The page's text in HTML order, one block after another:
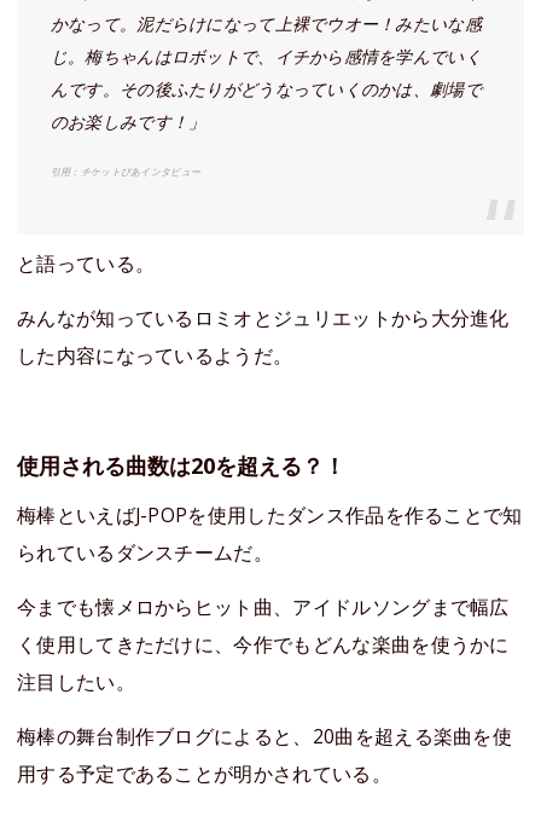
かなって。泥だらけになって上裸でウオー！みたいな感
じ。梅ちゃんはロボットで、イチから感情を学んでいく
んです。その後ふたりがどうなっていくのかは、劇場で
のお楽しみです！」
引用：チケットぴあインタビュー
と語っている。
みんなが知っているロミオとジュリエットから大分進化
した内容になっているようだ。
使用される曲数は20を超える？！
梅棒といえばJ-POPを使用したダンス作品を作ることで知
られているダンスチームだ。
今までも懐メロからヒット曲、アイドルソングまで幅広
く使用してきただけに、今作でもどんな楽曲を使うかに
注目したい。
梅棒の舞台制作ブログによると、20曲を超える楽曲を使
用する予定であることが明かされている。